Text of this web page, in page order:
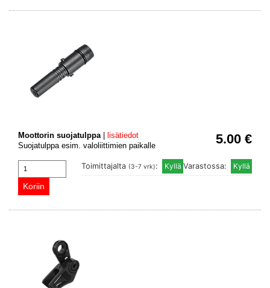
5.00 €
Moottorin suojatulppa | lisätiedot
Suojatulppa esim. valoliittimien paikalle
Varastossa:
Toimittajalta (3-7 vrk):